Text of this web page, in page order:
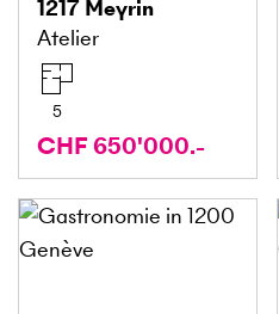
1217 Meyrin
Atelier
5
CHF 650'000.-